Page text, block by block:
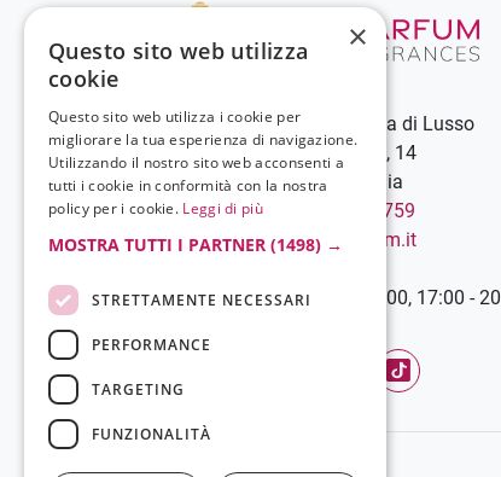
Grela Parfum - Profumeria di Lusso
C.so Vittorio Emanuele III, 14
89900 Vibo Valentia - Italia
Chiamaci: +39 0963 544759
Scrivici:info@grelaparfum.it
Lunedì-Sabato: 9:00 - 13:00, 17:00 -
Facebook InstagramTikTok
×
Questo sito web utilizza
cookie
Questo sito web utilizza i cookie per
migliorare la tua esperienza di navigazione.
Utilizzando il nostro sito web acconsenti a
tutti i cookie in conformità con la nostra
policy per i cookie. Leggi di più
MOSTRA TUTTI I PARTNER (1498) →
STRETTAMENTE NECESSARI
PERFORMANCE
TARGETING
FUNZIONALITÀ